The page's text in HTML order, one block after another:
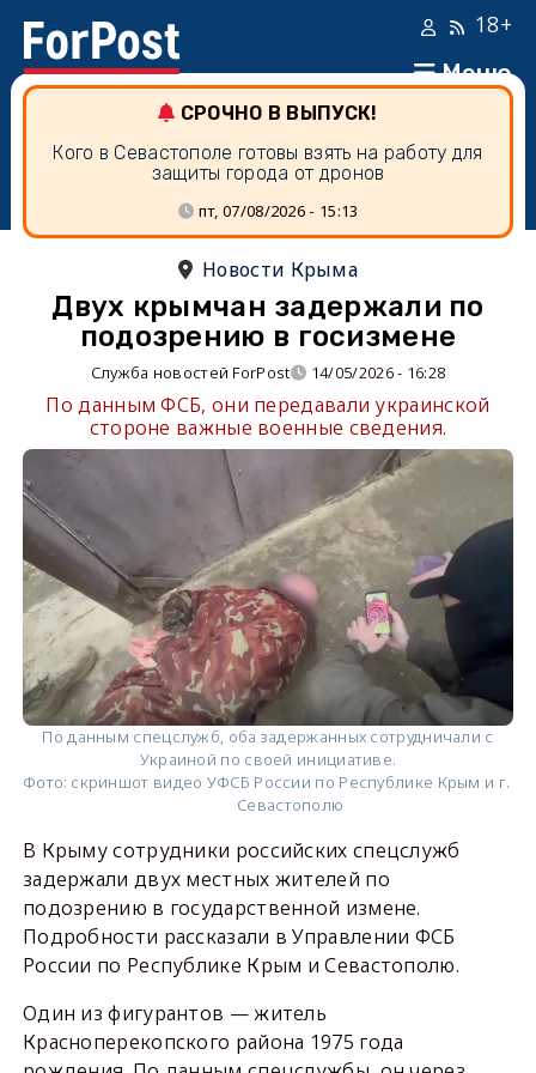
Меню
18+
СРОЧНО В ВЫПУСК!
Кого в Севастополе готовы взять на работу для
защиты города от дронов
пт, 07/08/2026 - 15:13
Новости Крыма
Двух крымчан задержали по
подозрению в госизмене
Служба новостей ForPost 14/05/2026 - 16:28
По данным ФСБ, они передавали украинской
стороне важные военные сведения.
По данным спецслужб, оба задержанных сотрудничали с
Украиной по своей инициативе.
Фото: скриншот видео УФСБ России по Республике Крым и г.
Севастополю
В Крыму сотрудники российских спецслужб
задержали двух местных жителей по
подозрению в государственной измене.
Подробности рассказали в Управлении ФСБ
России по Республике Крым и Севастополю.
Один из фигурантов — житель
Красноперекопского района 1975 года